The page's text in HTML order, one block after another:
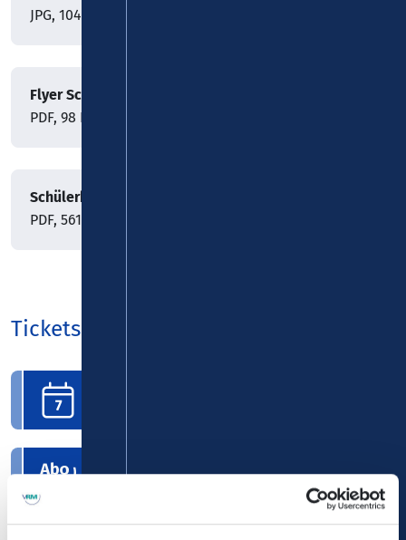
JPG, 104 KB
Flyer Schüler-Tickets
PDF, 98 KB
Schülerkundenkarte
PDF, 561 KB
Ticketsortiment
Schülermonatskarte im Abo